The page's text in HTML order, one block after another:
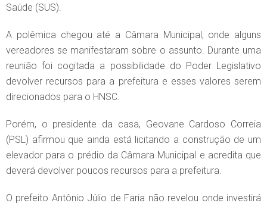
Saúde (SUS).
A polêmica chegou até a Câmara Municipal, onde alguns
vereadores se manifestaram sobre o assunto. Durante uma
reunião foi cogitada a possibilidade do Poder Legislativo
devolver recursos para a prefeitura e esses valores serem
direcionados para o HNSC.
Porém, o presidente da casa, Geovane Cardoso Correia
(PSL) afirmou que ainda está licitando a construção de um
elevador para o prédio da Câmara Municipal e acredita que
deverá devolver poucos recursos para a prefeitura.
O prefeito Antônio Júlio de Faria não revelou onde investirá